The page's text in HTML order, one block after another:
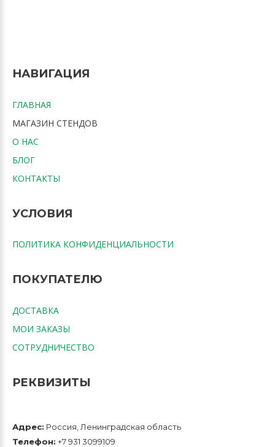
НАВИГАЦИЯ
ГЛАВНАЯ
МАГАЗИН СТЕНДОВ
О НАС
БЛОГ
КОНТАКТЫ
УСЛОВИЯ
ПОЛИТИКА КОНФИДЕНЦИАЛЬНОСТИ
ПОКУПАТЕЛЮ
ДОСТАВКА
МОИ ЗАКАЗЫ
СОТРУДНИЧЕСТВО
РЕКВИЗИТЫ
Адрес: Россия, Ленинградская область
Телефон: +7 931 3099109